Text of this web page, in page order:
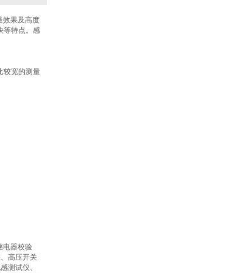
效果及高度
等特点。感
较宽的测量
电器校验
高压开关
测试仪、